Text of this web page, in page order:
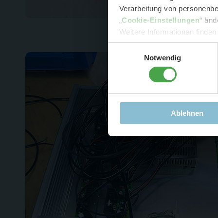
Verarbeitung von
„Cookie-Einstellungen“
Weitere Informationen
Notwendig
Ablehnen
-
-